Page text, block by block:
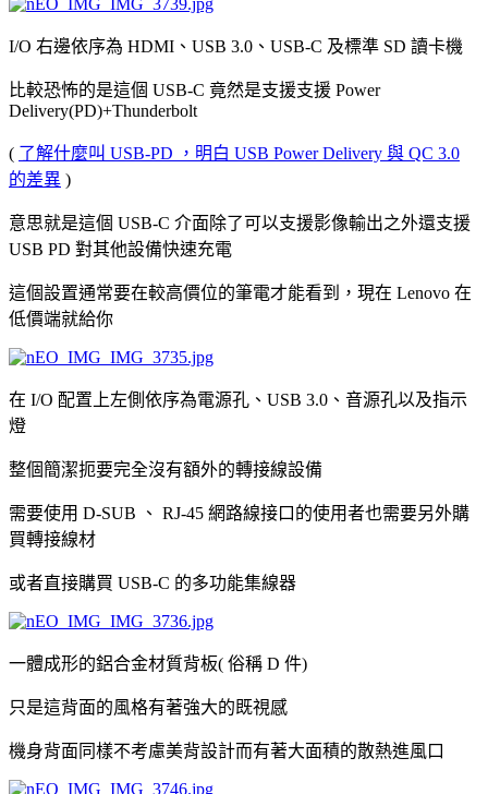
I/O 右邊依序為 HDMI、USB 3.0、USB-C 及標準 SD 讀卡機
比較恐怖的是這個 USB-C 竟然是支援支援 Power
Delivery(PD)+Thunderbolt
( 了解什麼叫 USB-PD ，明白 USB Power Delivery 與 QC 3.0
的差異 )
意思就是這個 USB-C 介面除了可以支援影像輸出之外還支援
USB PD 對其他設備快速充電
這個設置通常要在較高價位的筆電才能看到，現在 Lenovo 在
低價端就給你
在 I/O 配置上左側依序為電源孔、USB 3.0、音源孔以及指示
燈
整個簡潔扼要完全沒有額外的轉接線設備
需要使用 D-SUB 、 RJ-45 網路線接口的使用者也需要另外購
買轉接線材
或者直接購買 USB-C 的多功能集線器
一體成形的鋁合金材質背板( 俗稱 D 件)
只是這背面的風格有著強大的既視感
機身背面同樣不考慮美背設計而有著大面積的散熱進風口